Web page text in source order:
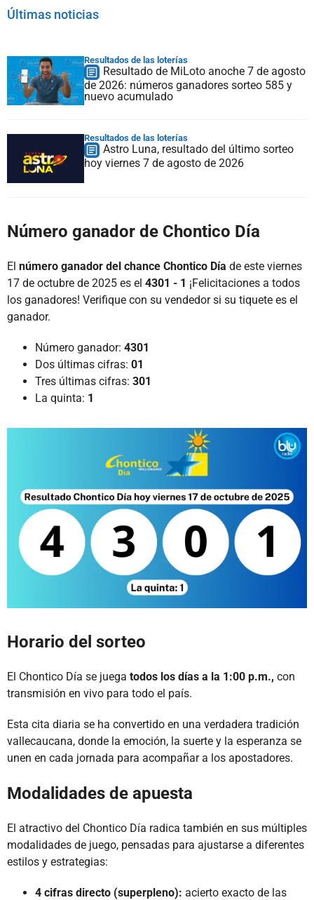
Últimas noticias
Resultados de las loterías
Resultado de MiLoto anoche 7 de agosto
de 2026: números ganadores sorteo 585 y
nuevo acumulado
Resultados de las loterías
Astro Luna, resultado del último sorteo
hoy viernes 7 de agosto de 2026
Número ganador de Chontico Día
El número ganador del chance Chontico Día de este viernes
17 de octubre de 2025 es el 4301 - 1 ¡Felicitaciones a todos
los ganadores! Verifique con su vendedor si su tiquete es el
ganador.
Número ganador: 4301
Dos últimas cifras: 01
Tres últimas cifras: 301
La quinta: 1
Horario del sorteo
El Chontico Día se juega todos los días a la 1:00 p.m., con
transmisión en vivo para todo el país.
Esta cita diaria se ha convertido en una verdadera tradición
vallecaucana, donde la emoción, la suerte y la esperanza se
unen en cada jornada para acompañar a los apostadores.
Modalidades de apuesta
El atractivo del Chontico Día radica también en sus múltiples
modalidades de juego, pensadas para ajustarse a diferentes
estilos y estrategias:
4 cifras directo (superpleno): acierto exacto de las